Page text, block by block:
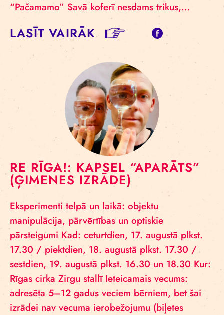
“Pačamamo” Savā koferī nesdams trikus,…
LASĪT VAIRĀK
RE RĪGA!: KAPSEL “APARĀTS”
(ĢIMENES IZRĀDE)
Eksperimenti telpā un laikā: objektu
manipulācija, pārvērtības un optiskie
pārsteigumi Kad: ceturtdien, 17. augustā plkst.
17.30 / piektdien, 18. augustā plkst. 17.30 /
sestdien, 19. augustā plkst. 16.30 un 18.30 Kur:
Rīgas cirka Zirgu stallī Ieteicamais vecums:
adresēta 5–12 gadus veciem bērniem, bet šai
izrādei nav vecuma ierobežojumu (biļetes